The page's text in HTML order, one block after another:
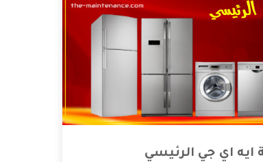
ايه اي جي الرئيسي